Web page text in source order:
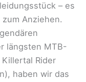
– es
Anziehen.
längsten MTB-
Rider
haben wir das